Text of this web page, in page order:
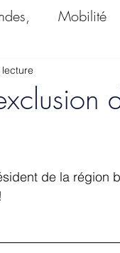
Mobilité
Actions
de vitesse
Trottinettes
de la région